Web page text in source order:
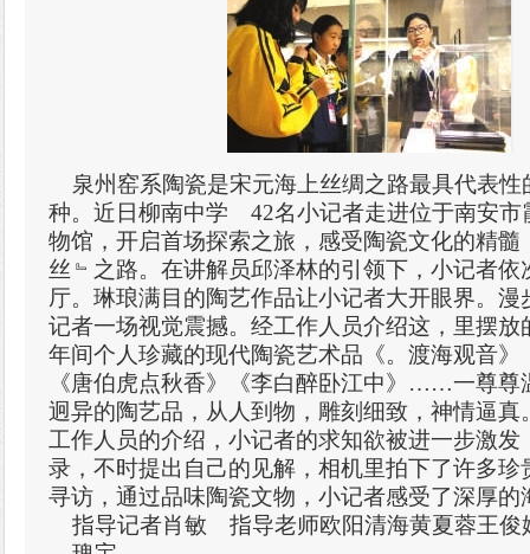
泉州窑系陶瓷是宋元海上丝绸之路最具代表性
种。近日柳南中学 42名小记者走进位于南安市
物馆，开启首场探索之旅，感受陶瓷文化的精髓
丝﹄之路。在讲解员邱泽林的引领下，小记者依
厅。琳琅满目的陶艺作品让小记者大开眼界。漫
记者一场视觉震撼。经工作人员介绍这，里摆放
年间个人珍藏的现代陶瓷艺术品《。渡海观音》
《唐伯虎点秋香》《李白醉卧江中》……一尊尊
迥异的陶艺品，从人到物，雕刻细致，神情逼真
工作人员的介绍，小记者的求知欲被进一步激发
录，不时提出自己的见解，相机里拍下了许多珍
寻访，通过品味陶瓷文物，小记者感受了深厚的
指导记者肖敏 指导老师欧阳清海黄夏蓉王俊